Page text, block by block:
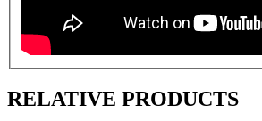
RELATIVE PRODUCTS